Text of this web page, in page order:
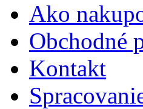
Ako
Obchodné
Kontakt